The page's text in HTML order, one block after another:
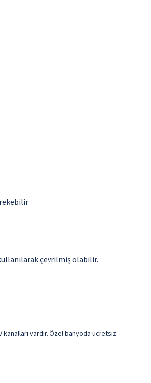
çevrilmiş olabilir.
vardır. Özel banyoda ücretsiz